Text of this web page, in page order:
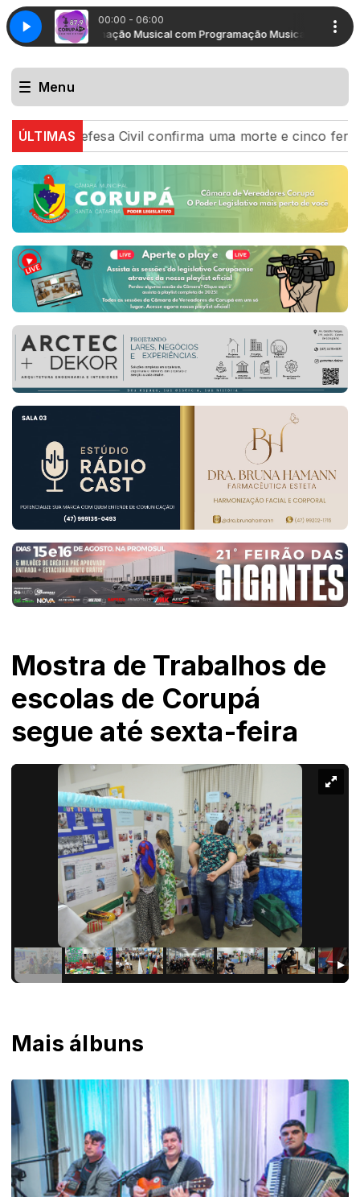
00:00 - 06:00
Programação Musical com Programação Musical
Menu
ÚLTIMAS
Defesa Civil confirma uma morte e cinco feridos após
Mostra de Trabalhos de
escolas de Corupá
segue até sexta-feira
Mais álbuns